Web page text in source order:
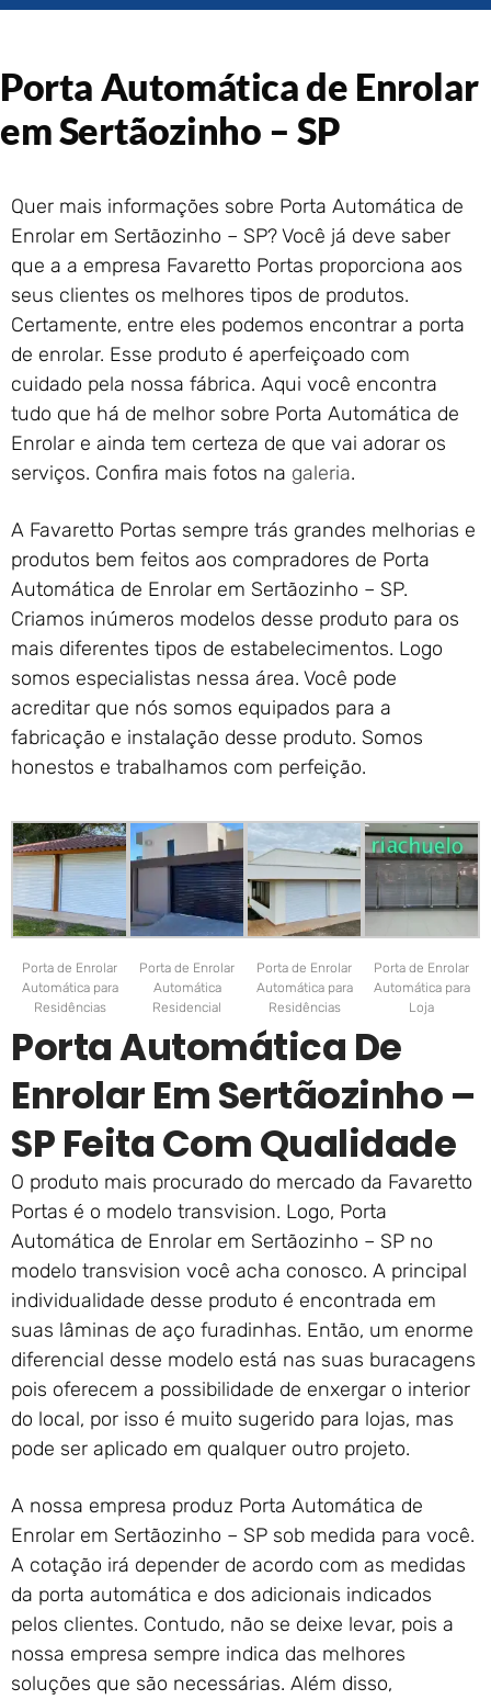
Portão de Garagem de
Portão de Garagem de
Enrolar em Queimados – RJ
Portão de Garagem de
Portão de Garagem de
Enrolar em Paraty – RJ
Portão de Garagem de
Enrolar em Nova Iguaçu – RJ
Portão de Garagem de
Enrolar em Nova Friburgo –
RJ
Porta Automática de Enrolar
em Sertãozinho – SP
Quer mais informações sobre Porta Automática de
Enrolar em Sertãozinho – SP? Você já deve saber
que a a empresa Favaretto Portas proporciona aos
seus clientes os melhores tipos de produtos.
Certamente, entre eles podemos encontrar a porta
de enrolar. Esse produto é aperfeiçoado com
cuidado pela nossa fábrica. Aqui você encontra
tudo que há de melhor sobre Porta Automática de
Enrolar e ainda tem certeza de que vai adorar os
serviços. Confira mais fotos na galeria.
A Favaretto Portas sempre trás grandes melhorias e
produtos bem feitos aos compradores de Porta
Automática de Enrolar em Sertãozinho – SP.
Criamos inúmeros modelos desse produto para os
mais diferentes tipos de estabelecimentos. Logo
somos especialistas nessa área. Você pode
acreditar que nós somos equipados para a
fabricação e instalação desse produto. Somos
honestos e trabalhamos com perfeição.
Porta de Enrolar
Automática para
Residências
Porta de Enrolar
Automática
Residencial
Porta de Enrolar
Automática para
Residências
Porta de Enrolar
Automática para
Loja
Porta Automática De
Enrolar Em Sertãozinho –
SP Feita Com Qualidade
O produto mais procurado do mercado da Favaretto
Portas é o modelo transvision. Logo, Porta
Automática de Enrolar em Sertãozinho – SP no
modelo transvision você acha conosco. A principal
individualidade desse produto é encontrada em
suas lâminas de aço furadinhas. Então, um enorme
diferencial desse modelo está nas suas buracagens
pois oferecem a possibilidade de enxergar o interior
do local, por isso é muito sugerido para lojas, mas
pode ser aplicado em qualquer outro projeto.
A nossa empresa produz Porta Automática de
Enrolar em Sertãozinho – SP sob medida para você.
A cotação irá depender de acordo com as medidas
da porta automática e dos adicionais indicados
pelos clientes. Contudo, não se deixe levar, pois a
nossa empresa sempre indica das melhores
soluções que são necessárias. Além disso,